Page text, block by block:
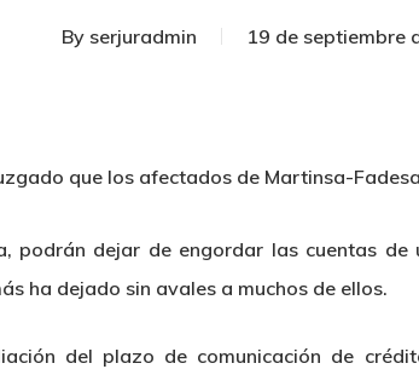
By serjuradmin 19 de septiembre
que los afectados de Martinsa-
podrán dejar de engordar las cuentas de
ha dejado sin avales a muchos de ellos.
del plazo de comunicación de